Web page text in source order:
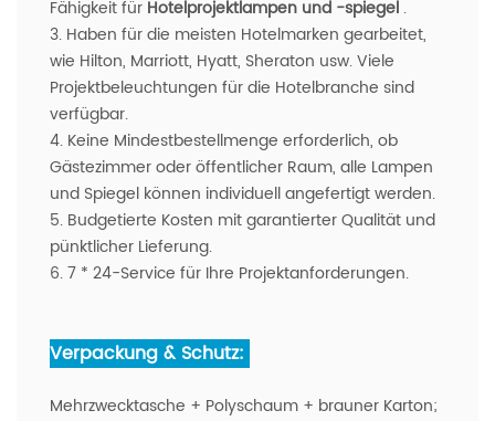
Fähigkeit für Hotelprojektlampen und -spiegel .
3. Haben für die meisten Hotelmarken gearbeitet,
wie Hilton, Marriott, Hyatt, Sheraton usw. Viele
Projektbeleuchtungen für die Hotelbranche sind
verfügbar.
4. Keine Mindestbestellmenge erforderlich, ob
Gästezimmer oder öffentlicher Raum, alle Lampen
und Spiegel können individuell angefertigt werden.
5. Budgetierte Kosten mit garantierter Qualität und
pünktlicher Lieferung.
6. 7 * 24-Service für Ihre Projektanforderungen.
Verpackung & Schutz:
Mehrzwecktasche + Polyschaum + brauner Karton;